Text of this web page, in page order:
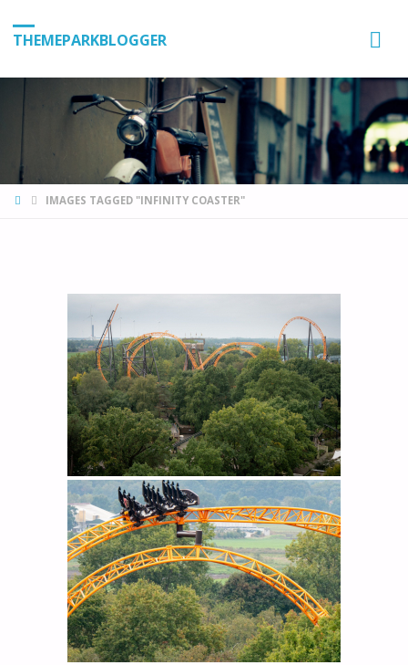
THEMEPARKBLOGGER
HOMEIMAGES TAGGED "INFINITY COASTER"